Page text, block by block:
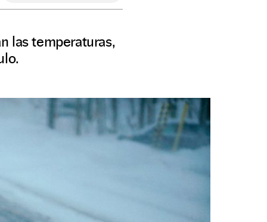
las temperaturas,